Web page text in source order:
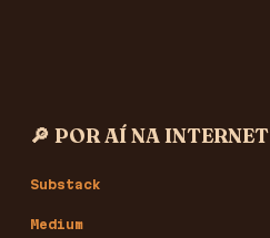
🔎 POR AÍ NA INTERNET
Substack
Medium